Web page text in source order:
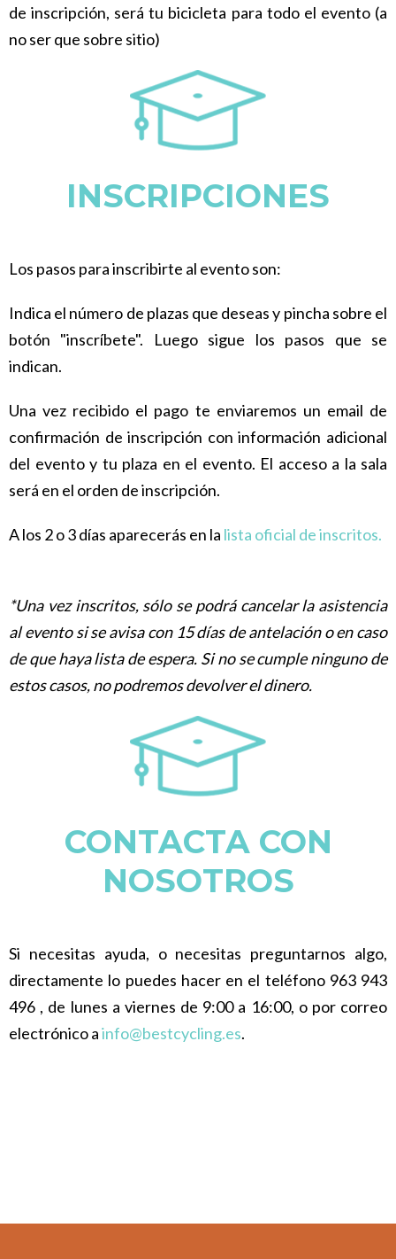
de inscripción, será tu bicicleta para todo el evento (a
no ser que sobre sitio)
INSCRIPCIONES
Los pasos para inscribirte al evento son:
Indica el número de plazas que deseas y pincha sobre el
botón "inscríbete". Luego sigue los pasos que se
indican.
Una vez recibido el pago te enviaremos un email de
confirmación de inscripción con información adicional
del evento y tu plaza en el evento. El acceso a la sala
será en el orden de inscripción.
A los 2 o 3 días aparecerás en la lista oficial de inscritos.
*Una vez inscritos, sólo se podrá cancelar la asistencia
al evento si se avisa con 15 días de antelación o en caso
de que haya lista de espera. Si no se cumple ninguno de
estos casos, no podremos devolver el dinero.
CONTACTA CON
NOSOTROS
Si necesitas ayuda, o necesitas preguntarnos algo,
directamente lo puedes hacer en el teléfono 963 943
496 , de lunes a viernes de 9:00 a 16:00, o por correo
electrónico ainfo@bestcycling.es.